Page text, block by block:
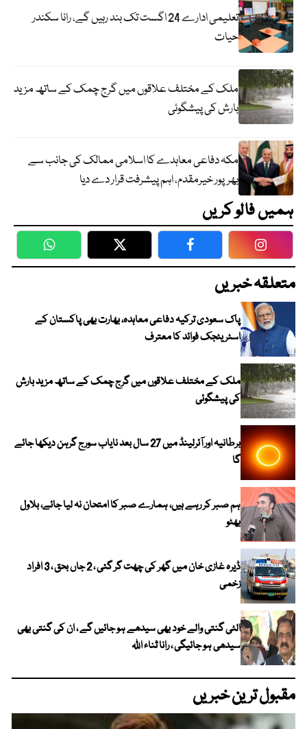
تعلیمی ادارے 24 اگست تک بند رہیں گے، رانا سکندر
حیات
ملک کے مختلف علاقوں میں گرج چمک کے ساتھ مزید
بارش کی پیشگوئی
مکہ دفاعی معاہدے کا اسلامی ممالک کی جانب سے
بھرپور خیرمقدم، اہم پیشرفت قرار دے دیا
ہمیں فالو کریں
WhatsApp Twitter Facebook
متعلقہ خبریں
پاک سعودی ترکیہ دفاعی معاہدہ، بھارت بھی پاکستان کے
اسٹریٹجک فوائد کا معترف
ملک کے مختلف علاقوں میں گرج چمک کے ساتھ مزید بارش
کی پیشگوئی
برطانیہ اور آئرلینڈ میں 27 سال بعد نایاب سورج گرہن دیکھا جائے
گا
ہم صبر کر رہے ہیں، ہمارے صبر کا امتحان نہ لیا جائے، بلاول
بھٹو
ڈیرہ غازی خان میں گھر کی چھت گر گئی ، 2 جاں بحق ، 3 افراد
زخمی
الٹی گنتی والے خود بھی سیدھے ہو جائیں گے ، ان کی گنتی بھی
سیدھی ہو جائیگی ، رانا ثناء اللہ
مقبول ترین خبریں